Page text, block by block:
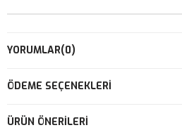
YORUMLAR(0)
ÖDEME SEÇENEKLERI
ÜRÜN ÖNERILERI